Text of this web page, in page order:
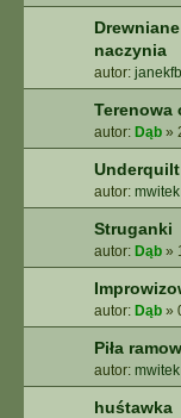
naczynia
autor: janekfb
Terenowa
autor: Dąb »
Underquilt
autor: mwitek
Struganki
autor: Dąb »
autor: Dąb »
Piła
autor: mwitek
huśtawka